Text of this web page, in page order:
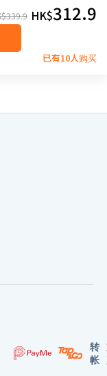
339.9 HK$312.9
已有10人购买
转
帐